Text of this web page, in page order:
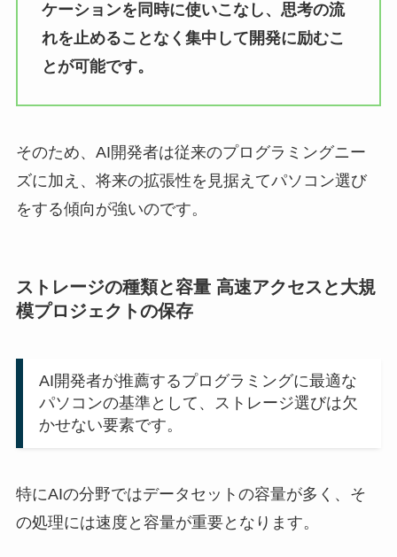
ケーションを同時に使いこなし、思考の流
れを止めることなく集中して開発に励むこ
とが可能です。
そのため、AI開発者は従来のプログラミングニー
ズに加え、将来の拡張性を見据えてパソコン選び
をする傾向が強いのです。
ストレージの種類と容量 高速アクセスと大規
模プロジェクトの保存
AI開発者が推薦するプログラミングに最適な
パソコンの基準として、ストレージ選びは欠
かせない要素です。
特にAIの分野ではデータセットの容量が多く、そ
の処理には速度と容量が重要となります。